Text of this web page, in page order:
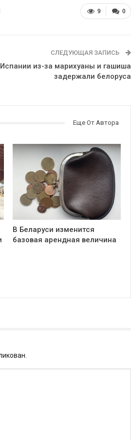
0
9
СЛЕДУЮЩАЯ ЗАПИСЬ
из-за марихуаны и гашиша
задержали белоруса
Еще От Автора
В Беларуси изменится
базовая арендная величина